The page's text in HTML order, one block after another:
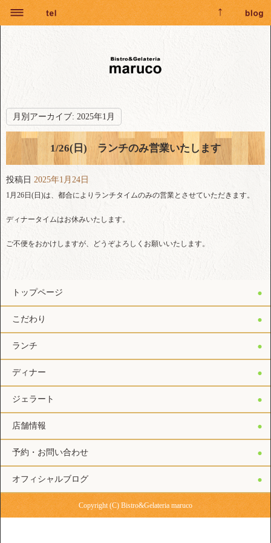
月別アーカイブ: 2025年1月
1/26(日) ランチのみ営業いたします
投稿日 2025年1月24日
1月26日(日)は、都合によりランチタイムのみの営業とさせていただきます。
ディナータイムはお休みいたします。
ご不便をおかけしますが、どうぞよろしくお願いいたします。
トップページ
こだわり
ランチ
ディナー
ジェラート
店舗情報
予約・お問い合わせ
オフィシャルブログ
Copyright (C) Bistro&Gelateria maruco